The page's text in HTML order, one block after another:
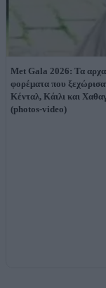
Met Gala 2026: Τα
φορέματα που
Κένταλ, Κάιλι και
(photos-video)